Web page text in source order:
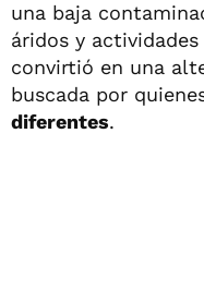
una baja
áridos y
convirtió en una
buscada por
diferentes.